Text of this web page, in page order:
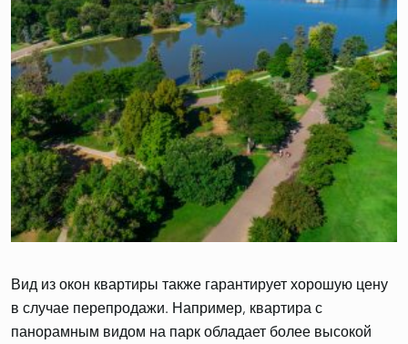
Вид из окон квартиры также гарантирует хорошую цену
в случае перепродажи. Например, квартира с
панорамным видом на парк обладает более высокой